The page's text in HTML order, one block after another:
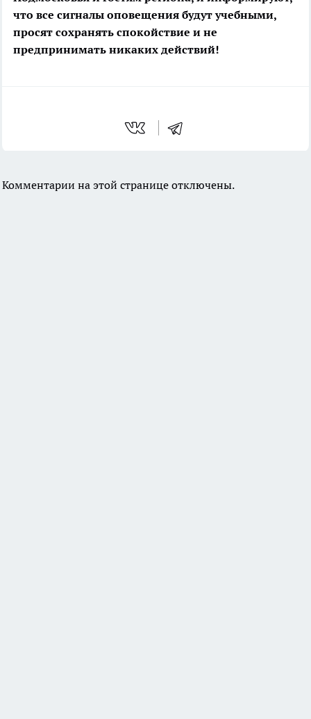
что все сигналы оповещения будут учебными,
просят сохранять спокойствие и не
предпринимать никаких действий!
Комментарии на этой странице отключены.